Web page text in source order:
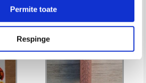
Permite toate
Respinge